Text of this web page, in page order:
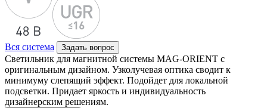
Вся система Задать вопрос
Светильник для магнитной системы MAG-ORIENT с
оригинальным дизайном. Узколучевая оптика сводит к
минимуму слепящий эффект. Подойдет для локальной
подсветки. Придает яркость и индивидуальность
дизайнерским решениям.